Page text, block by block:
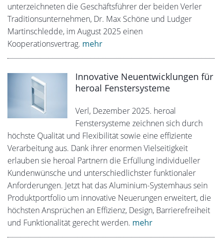
unterzeichneten die Geschäftsführer der beiden Verler
Traditionsunternehmen, Dr. Max Schöne und Ludger
Martinschledde, im August 2025 einen
Kooperationsvertrag. mehr
Innovative Neuentwicklungen für
heroal Fenstersysteme
Verl, Dezember 2025. heroal
Fenstersysteme zeichnen sich durch
höchste Qualität und Flexibilität sowie eine effiziente
Verarbeitung aus. Dank ihrer enormen Vielseitigkeit
erlauben sie heroal Partnern die Erfüllung individueller
Kundenwünsche und unterschiedlichster funktionaler
Anforderungen. Jetzt hat das Aluminium-Systemhaus sein
Produktportfolio um innovative Neuerungen erweitert, die
höchsten Ansprüchen an Effizienz, Design, Barrierefreiheit
und Funktionalität gerecht werden. mehr